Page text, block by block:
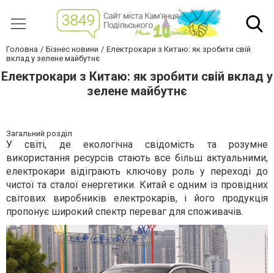
Головна Бізнес новини
Електрокари з Китаю: як зробити свій
вклад у зелене майбутнє
Електрокари з Китаю: як зробити свій вклад у
зелене майбутнє
Загальний розділ
У світі, де екологічна свідомість та розумне
використання ресурсів стають все більш актуальними,
електрокари відіграють ключову роль у переході до
чистої та сталої енергетики. Китай є одним із провідних
світових виробників електрокарів, і його продукція
пропонує широкий спектр переваг для споживачів.